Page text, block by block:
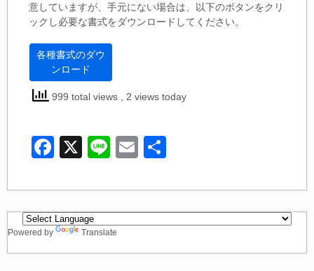
意していますが、手元にない場合は、以下のボタンをクリ
ックし必要な書式をダウンロードしてください。
各種書式のダウ
ンロード
999 total views , 2 views today
F
c
e
b
o
X
Li
e
E
ail
Powered by Translate